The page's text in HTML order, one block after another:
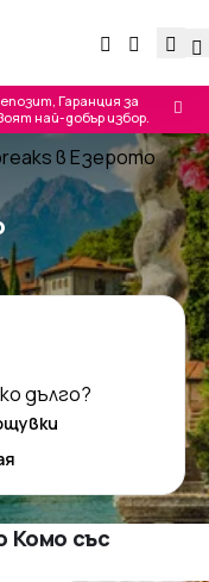
Гаранция за
най-добър избор.
в Езерото
дълго?
Комо със